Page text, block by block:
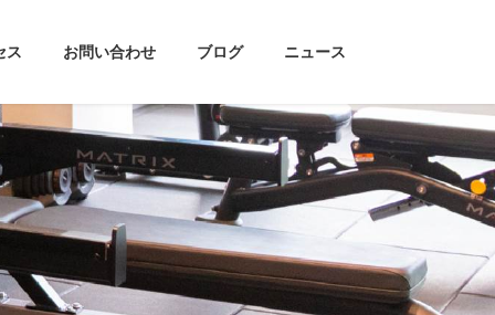
ス お問い合わせ ブログ ニュース